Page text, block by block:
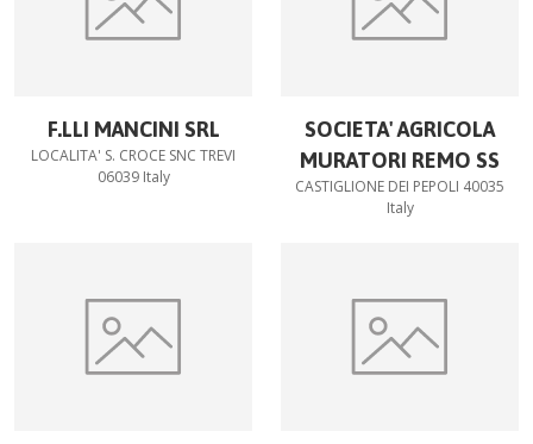
F.LLI MANCINI SRL
LOCALITA' S. CROCE SNC TREVI
06039 Italy
SOCIETA' AGRICOLA
MURATORI REMO SS
CASTIGLIONE DEI PEPOLI 40035
Italy